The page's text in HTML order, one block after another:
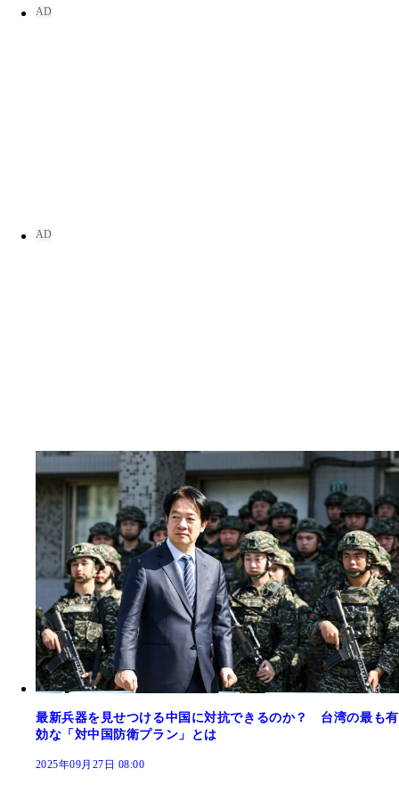
最新兵器を見せつける中国に対抗できるのか？ 台湾の最も有
効な「対中国防衛プラン」とは
2025年09月27日 08:00